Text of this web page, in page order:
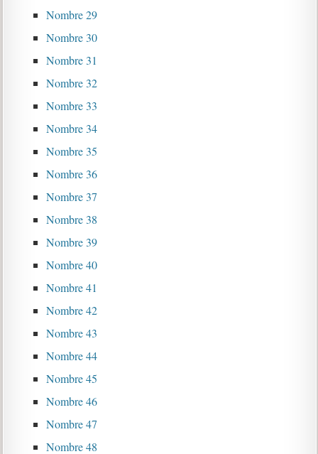
Nombre 29
Nombre 30
Nombre 31
Nombre 32
Nombre 33
Nombre 34
Nombre 35
Nombre 36
Nombre 37
Nombre 38
Nombre 39
Nombre 40
Nombre 41
Nombre 42
Nombre 43
Nombre 44
Nombre 45
Nombre 46
Nombre 47
Nombre 48